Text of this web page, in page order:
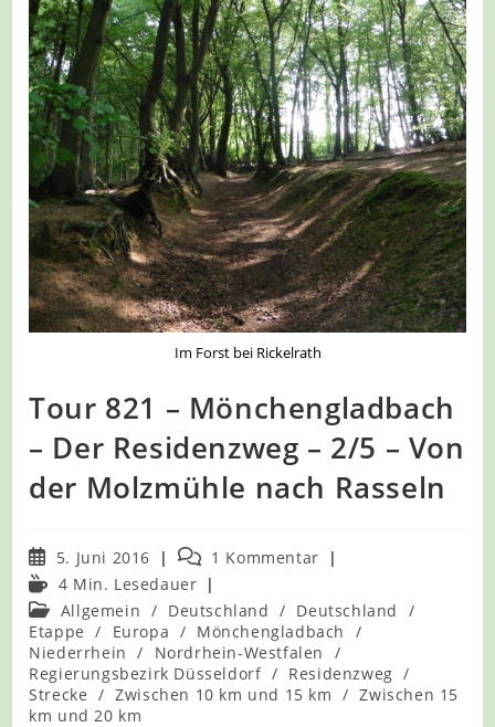
Im Forst bei Rickelrath
Tour 821 – Mönchengladbach
– Der Residenzweg – 2/5 – Von
der Molzmühle nach Rasseln
Beitrag
veröffentlicht:
5. Juni 2016
Beitrags-
Kommentare:
1 Kommentar
Lesedauer:
4 Min. Lesedauer
Beitrags-
Kategorie:
Allgemein / Deutschland / Deutschland
/
Etappe
/ Europa / Mönchengladbach
/
Niederrhein
/ Nordrhein-Westfalen
/
Regierungsbezirk Düsseldorf / Residenzweg /
Strecke / Zwischen 10 km und 15 km / Zwischen 15
km und 20 km